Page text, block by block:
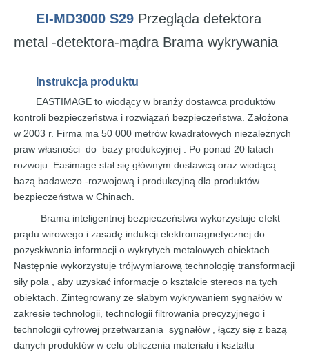
EI-MD3000 S29 Przegląda detektora
metal -detektora-mądra Brama wykrywania
Instrukcja produktu
EASTIMAGE to wiodący w branży dostawca produktów
kontroli bezpieczeństwa i rozwiązań bezpieczeństwa. Założona
w 2003 r. Firma ma 50 000 metrów kwadratowych niezależnych
praw własności do bazy produkcyjnej . Po ponad 20 latach
rozwoju Easimage stał się głównym dostawcą oraz wiodącą
bazą badawczo -rozwojową i produkcyjną dla produktów
bezpieczeństwa w Chinach.
Brama inteligentnej bezpieczeństwa wykorzystuje efekt
prądu wirowego i zasadę indukcji elektromagnetycznej do
pozyskiwania informacji o wykrytych metalowych obiektach.
Następnie wykorzystuje trójwymiarową technologię transformacji
siły pola , aby uzyskać informacje o kształcie stereos na tych
obiektach. Zintegrowany ze słabym wykrywaniem sygnałów w
zakresie technologii, technologii filtrowania precyzyjnego i
technologii cyfrowej przetwarzania sygnałów , łączy się z bazą
danych produktów w celu obliczenia materiału i kształtu